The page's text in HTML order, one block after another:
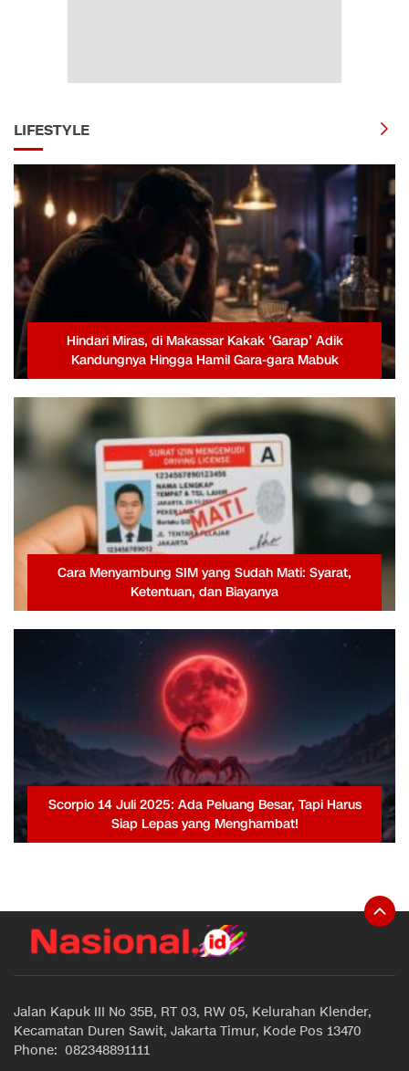
LIFESTYLE
Hindari Miras, di Makassar Kakak ‘Garap’ Adik
Kandungnya Hingga Hamil Gara-gara Mabuk
Cara Menyambung SIM yang Sudah Mati: Syarat,
Ketentuan, dan Biayanya
Scorpio 14 Juli 2025: Ada Peluang Besar, Tapi Harus
Siap Lepas yang Menghambat!
Jalan Kapuk III No 35B, RT 03, RW 05, Kelurahan Klender,
Kecamatan Duren Sawit, Jakarta Timur, Kode Pos 13470
Phone: 082348891111